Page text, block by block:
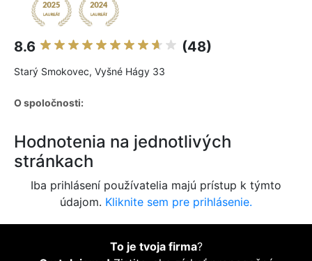
8.6 (48)
Starý Smokovec, Vyšné Hágy 33
O spoločnosti:
Hodnotenia na jednotlivých
stránkach
Iba prihlásení používatelia majú prístup k týmto
údajom. Kliknite sem pre prihlásenie.
To je tvoja firma?